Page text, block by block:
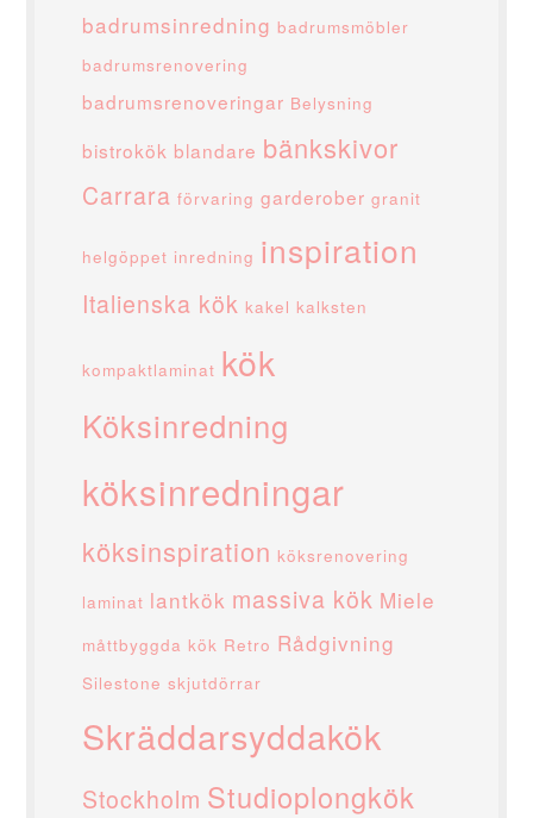
badrumsinredning badrumsmöbler
badrumsrenovering
badrumsrenoveringar Belysning
bistrokök blandare bänkskivor
Carrara förvaring garderober granit
helgöppet inredning inspiration
Italienska kök kakel kalksten
kompaktlaminat kök
Köksinredning
köksinredningar
köksinspiration köksrenovering
laminat lantkök massiva kök Miele
måttbyggda kök Retro Rådgivning
Silestone skjutdörrar
Skräddarsyddakök
Stockholm Studioplongkök